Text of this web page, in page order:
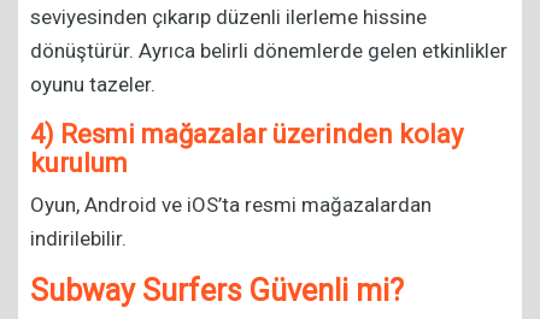
seviyesinden çıkarıp düzenli ilerleme hissine
dönüştürür. Ayrıca belirli dönemlerde gelen etkinlikler
oyunu tazeler.
4) Resmi mağazalar üzerinden kolay
kurulum
Oyun, Android ve iOS’ta resmi mağazalardan
indirilebilir.
Subway Surfers Güvenli mi?